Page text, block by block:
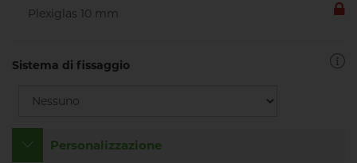
Sistema di fissaggio
Personalizzazione